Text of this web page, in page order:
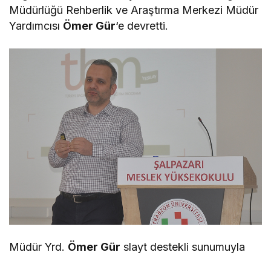
Müdürlüğü Rehberlik ve Araştırma Merkezi Müdür
Yardımcısı Ömer Gür‘e devretti.
Müdür Yrd. Ömer Gür slayt destekli sunumuyla